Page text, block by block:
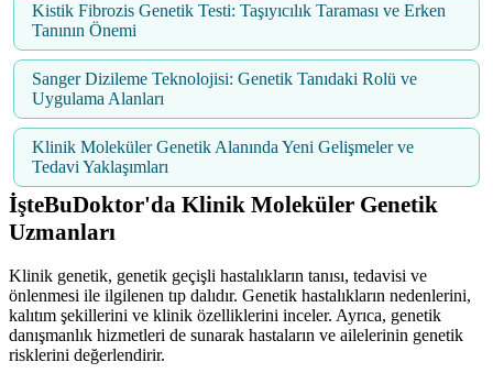
Kistik Fibrozis Genetik Testi: Taşıyıcılık Taraması ve Erken
Tanının Önemi
Sanger Dizileme Teknolojisi: Genetik Tanıdaki Rolü ve
Uygulama Alanları
Klinik Moleküler Genetik Alanında Yeni Gelişmeler ve
Tedavi Yaklaşımları
İşteBuDoktor'da Klinik Moleküler Genetik
Uzmanları
Klinik genetik, genetik geçişli hastalıkların tanısı, tedavisi ve
önlenmesi ile ilgilenen tıp dalıdır. Genetik hastalıkların nedenlerini,
kalıtım şekillerini ve klinik özelliklerini inceler. Ayrıca, genetik
danışmanlık hizmetleri de sunarak hastaların ve ailelerinin genetik
risklerini değerlendirir.